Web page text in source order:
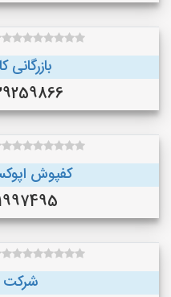
09139259866
کفپوش
شرکت